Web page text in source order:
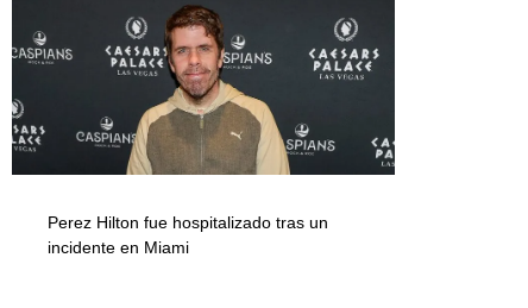
Perez Hilton fue hospitalizado tras un
incidente en Miami